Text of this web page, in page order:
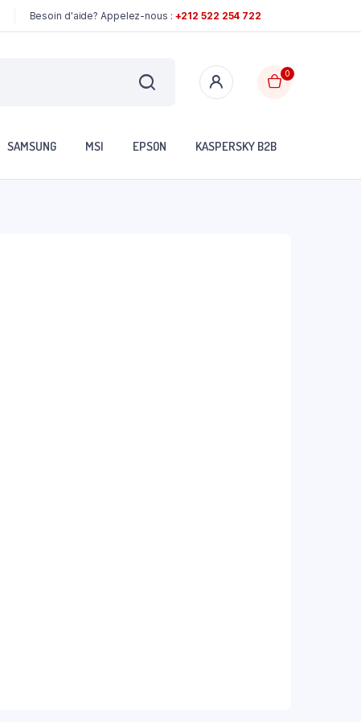
Besoin d'aide? Appelez-nous : +212 522 254 722
0
SAMSUNG MSI EPSON KASPERSKY B2B